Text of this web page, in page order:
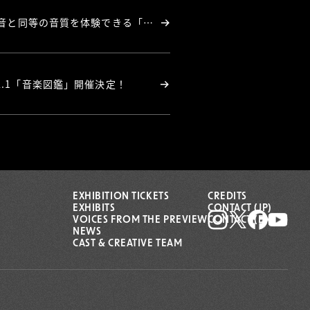
坂本龍一がスタジオで聴いていた音と同等の音質を体験できる「Open Reel Night」第2夜・第3夜開催決定！
音楽図鑑」開催決定！
EXHIBITION TICKETS
EXHIBITS
VOICES FROM THE PREVIEW
NEWS
CAST & CREATIVE TEAM
CREDITS
CONTACT (JP)
CONTACT (EN)